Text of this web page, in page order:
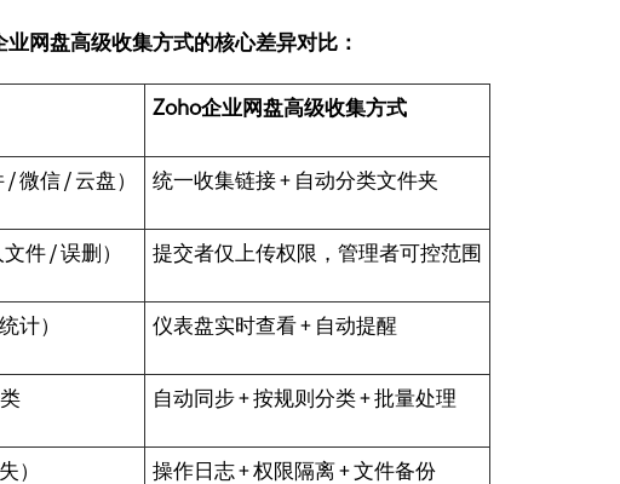
网盘高级收集方式的核心差异对比：
Zoho企业网盘高级收集方式
微信 / 云盘） 统一收集链接 + 自动分类文件夹
件 / 误删） 提交者仅上传权限，管理者可控范围
计） 仪表盘实时查看 + 自动提醒
自动同步 + 按规则分类 + 批量处理
） 操作日志 + 权限隔离 + 文件备份